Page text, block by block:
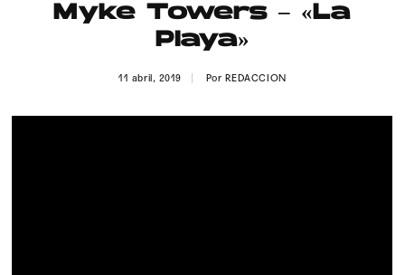
Myke Towers – «La
Playa»
11 abril, 2019 Por REDACCION